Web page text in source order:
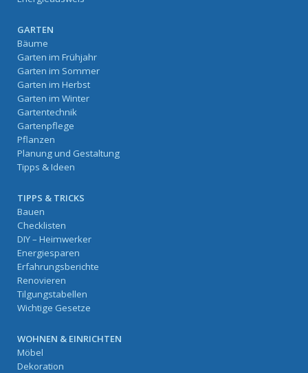
GARTEN
Bäume
Garten im Frühjahr
Garten im Sommer
Garten im Herbst
Garten im Winter
Gartentechnik
Gartenpflege
Pflanzen
Planung und Gestaltung
Tipps & Ideen
TIPPS & TRICKS
Bauen
Checklisten
DIY – Heimwerker
Energiesparen
Erfahrungsberichte
Renovieren
Tilgungstabellen
Wichtige Gesetze
WOHNEN & EINRICHTEN
Möbel
Dekoration